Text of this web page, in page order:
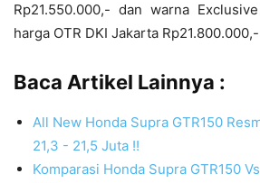
Rp21.550.000,- dan warna
harga OTR DKI Jakarta
Baca Artikel Lainnya :
All New Honda Supra GTR150
21,3 - 21,5 Juta !!
Komparasi Honda Supra GTR150